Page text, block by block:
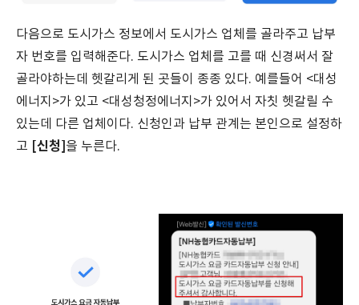
다음으로 도시가스 정보에서 도시가스 업체를 골라주고 납부
자 번호를 입력해준다. 도시가스 업체를 고를 때 신경써서 잘
골라야하는데 헷갈리게 된 곳들이 종종 있다. 예를들어 <대성
에너지>가 있고 <대성청정에너지>가 있어서 자칫 헷갈릴 수
있는데 다른 업체이다. 신청인과 납부 관계는 본인으로 설정하
고 [신청] 을 누른다.